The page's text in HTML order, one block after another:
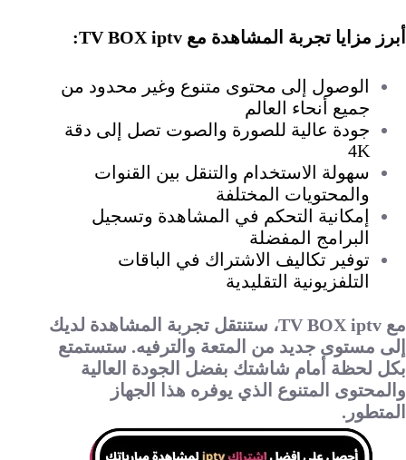
أبرز مزايا تجربة المشاهدة مع TV BOX iptv:
الوصول إلى محتوى متنوع وغير محدود من
جميع أنحاء العالم
جودة عالية للصورة والصوت تصل إلى دقة
4K
سهولة الاستخدام والتنقل بين القنوات
والمحتويات المختلفة
إمكانية التحكم في المشاهدة وتسجيل
البرامج المفضلة
توفير تكاليف الاشتراك في الباقات
التلفزيونية التقليدية
مع TV BOX iptv، ستنتقل تجربة المشاهدة لديك
إلى مستوى جديد من المتعة والترفيه. ستستمتع
بكل لحظة أمام شاشتك بفضل الجودة العالية
والمحتوى المتنوع الذي يوفره هذا الجهاز
المتطور.